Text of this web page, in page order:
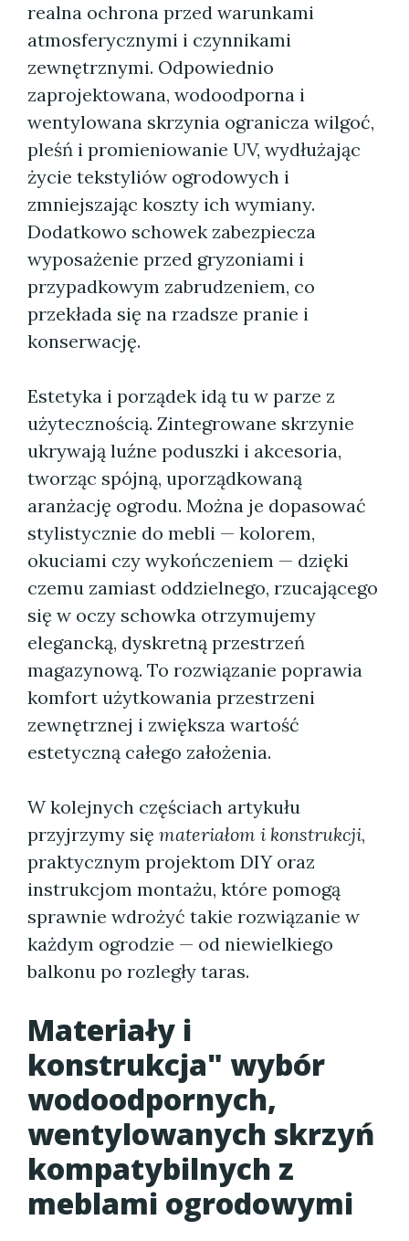
realna ochrona przed warunkami
atmosferycznymi i czynnikami
zewnętrznymi. Odpowiednio
zaprojektowana, wodoodporna i
wentylowana skrzynia ogranicza wilgoć,
pleśń i promieniowanie UV, wydłużając
życie tekstyliów ogrodowych i
zmniejszając koszty ich wymiany.
Dodatkowo schowek zabezpiecza
wyposażenie przed gryzoniami i
przypadkowym zabrudzeniem, co
przekłada się na rzadsze pranie i
konserwację.
Estetyka i porządek idą tu w parze z
użytecznością. Zintegrowane skrzynie
ukrywają luźne poduszki i akcesoria,
tworząc spójną, uporządkowaną
aranżację ogrodu. Można je dopasować
stylistycznie do mebli — kolorem,
okuciami czy wykończeniem — dzięki
czemu zamiast oddzielnego, rzucającego
się w oczy schowka otrzymujemy
elegancką, dyskretną przestrzeń
magazynową. To rozwiązanie poprawia
komfort użytkowania przestrzeni
zewnętrznej i zwiększa wartość
estetyczną całego założenia.
W kolejnych częściach artykułu
przyjrzymy się materiałom i konstrukcji,
praktycznym projektom DIY oraz
instrukcjom montażu, które pomogą
sprawnie wdrożyć takie rozwiązanie w
każdym ogrodzie — od niewielkiego
balkonu po rozległy taras.
Materiały i
konstrukcja" wybór
wodoodpornych,
wentylowanych skrzyń
kompatybilnych z
meblami ogrodowymi